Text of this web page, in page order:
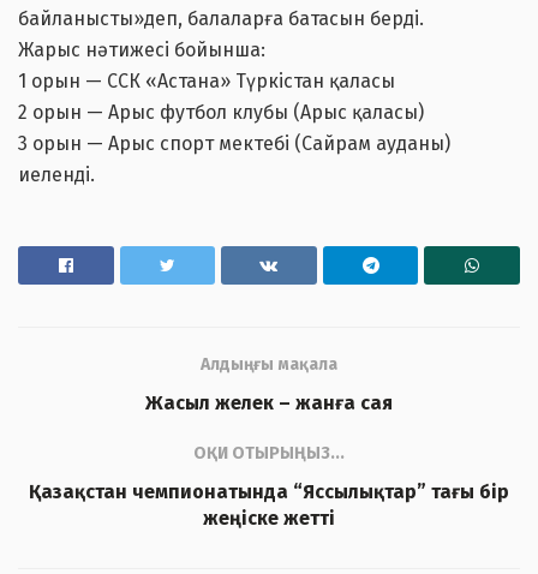
байланысты»деп, балаларға батасын берді.
Жарыс нәтижесі бойынша:
1 орын — ССК «Астана» Түркістан қаласы
2 орын — Арыс футбол клубы (Арыс қаласы)
3 орын — Арыс спорт мектебі (Сайрам ауданы)
иеленді.
Алдыңғы мақала
Жасыл желек – жанға сая
ОҚИ ОТЫРЫҢЫЗ...
Қазақстан чемпионатында “Яссылықтар” тағы бір
жеңіске жетті